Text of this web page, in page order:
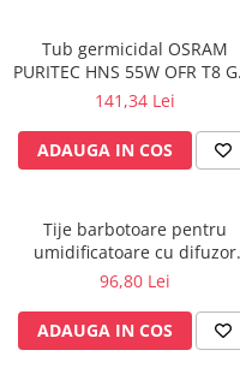
Radiocautere
Aspiratoare de fum
Criocautere
Consumabile medicale si
Hartie
Accesorii pentru perfuzie
Geluri
Filtre antibacteriene si
Tub germicidal OSRAM
PURITEC HNS 55W OFR T8
UVC pentru lampa
aer
141,34 Lei
ADAUGA IN COS
Tije barbotoare pentru
umidificatoare cu difuzor
oxigen, set x 10 buc.
96,80 Lei
ADAUGA IN COS